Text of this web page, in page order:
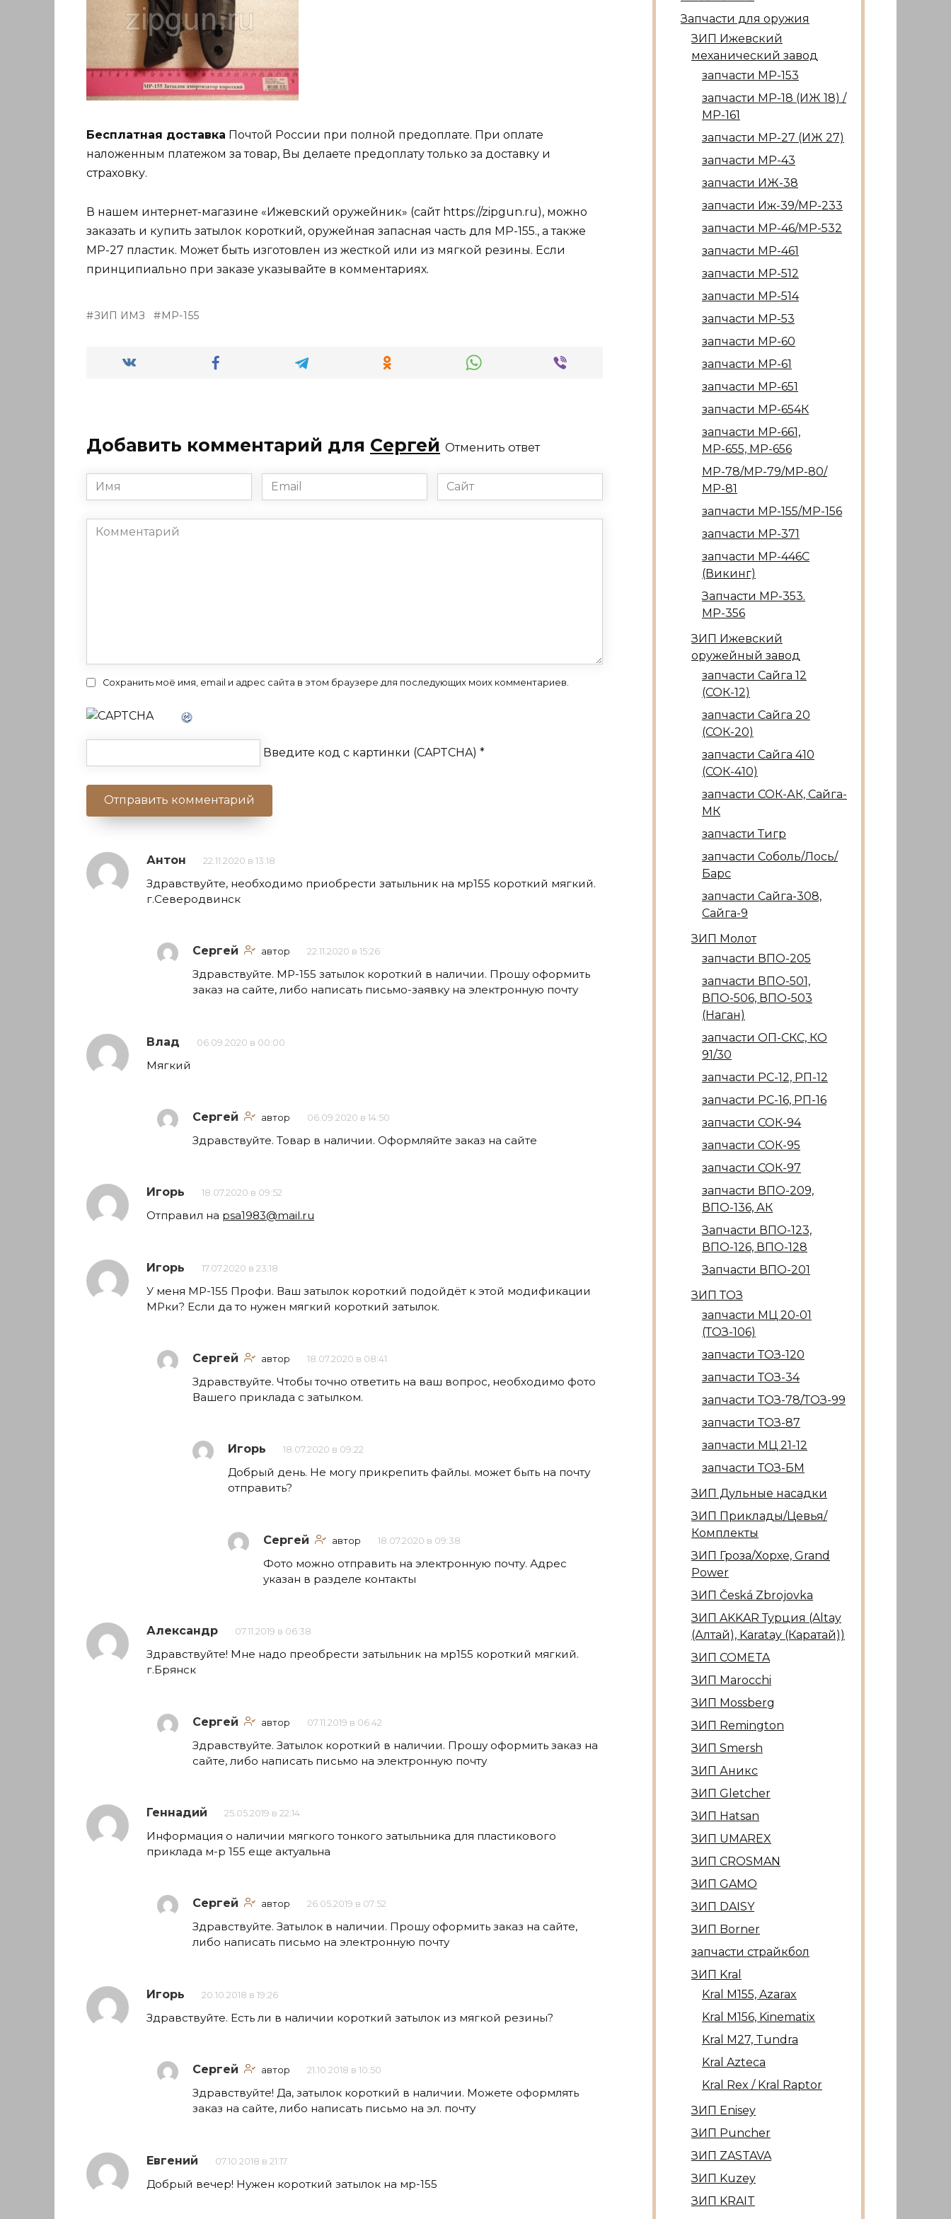
Бесплатная доставка Почтой России при полной предоплате. При оплате
наложенным платежом за товар, Вы делаете предоплату только за доставку и
страховку.
В нашем интернет-магазине «Ижевский оружейник» (сайт https://zipgun.ru), можно
заказать и купить затылок короткий, оружейная запасная часть для МР-155., а также
МР-27 пластик. Может быть изготовлен из жесткой или из мягкой резины. Если
принципиально при заказе указывайте в комментариях.
ЗИП ИМЗ МР-155
Добавить комментарий для Сергей Отменить ответ
Имя
*
Email
*
Сайт
Комментарий
Сохранить моё имя, email и адрес сайта в этом браузере для последующих моих комментариев.
Введите код с картинки (CAPTCHA) *
Антон 22.11.2020 в 13:18
Здравствуйте, необходимо приобрести затыльник на мр155 короткий мягкий.
г.Северодвинск
Сергей автор 22.11.2020 в 15:26
Здравствуйте. МР-155 затылок короткий в наличии. Прошу оформить
заказ на сайте, либо написать письмо-заявку на электронную почту
Влад 06.09.2020 в 00:00
Мягкий
Сергей автор 06.09.2020 в 14:50
Здравствуйте. Товар в наличии. Оформляйте заказ на сайте
Игорь 18.07.2020 в 09:52
Отправил на psa1983@mail.ru
Игорь 17.07.2020 в 23:18
У меня МР-155 Профи. Ваш затылок короткий подойдёт к этой модификации
МРки? Если да то нужен мягкий короткий затылок.
Сергей автор 18.07.2020 в 08:41
Здравствуйте. Чтобы точно ответить на ваш вопрос, необходимо фото
Вашего приклада с затылком.
Игорь 18.07.2020 в 09:22
Добрый день. Не могу прикрепить файлы. может быть на почту
отправить?
Сергей автор 18.07.2020 в 09:38
Фото можно отправить на электронную почту. Адрес
указан в разделе контакты
Александр 07.11.2019 в 06:38
Здравствуйте! Мне надо преобрести затыльник на мр155 короткий мягкий.
г.Брянск
Сергей автор 07.11.2019 в 06:42
Здравствуйте. Затылок короткий в наличии. Прошу оформить заказ на
сайте, либо написать письмо на электронную почту
Геннадий 25.05.2019 в 22:14
Информация о наличии мягкого тонкого затыльника для пластикового
приклада м-р 155 еще актуальна
Сергей автор 26.05.2019 в 07:52
Здравствуйте. Затылок в наличии. Прошу оформить заказ на сайте,
либо написать письмо на электронную почту
Игорь 20.10.2018 в 19:26
Здравствуйте. Есть ли в наличии короткий затылок из мягкой резины?
Сергей автор 21.10.2018 в 10:50
Здравствуйте! Да, затылок короткий в наличии. Можете оформлять
заказ на сайте, либо написать письмо на эл. почту
Евгений 07.10.2018 в 21:17
Добрый вечер! Нужен короткий затылок на мр-155
Запчасти для оружия
ЗИП Ижевский
механический завод
запчасти МР-153
запчасти МР-18 (ИЖ 18) /
МР-161
запчасти МР-27 (ИЖ 27)
запчасти МР-43
запчасти ИЖ-38
запчасти Иж-39/МР-233
запчасти МР-46/МР-532
запчасти МР-461
запчасти МР-512
запчасти МР-514
запчасти МР-53
запчасти МР-60
запчасти МР-61
запчасти МР-651
запчасти МР-654К
запчасти МР-661,
МР-655, МР-656
МР-78/МР-79/МР-80/
МР-81
запчасти МР-155/МР-156
запчасти МР-371
запчасти МР-446С
(Викинг)
Запчасти МР-353.
МР-356
ЗИП Ижевский
оружейный завод
запчасти Сайга 12
(СОК-12)
запчасти Сайга 20
(СОК-20)
запчасти Сайга 410
(СОК-410)
запчасти СОК-АК, Сайга-
МК
запчасти Тигр
запчасти Соболь/Лось/
Барс
запчасти Сайга-308,
Сайга-9
ЗИП Молот
запчасти ВПО-205
запчасти ВПО-501,
ВПО-506, ВПО-503
(Наган)
запчасти ОП-СКС, КО
91/30
запчасти РС-12, РП-12
запчасти РС-16, РП-16
запчасти СОК-94
запчасти СОК-95
запчасти СОК-97
запчасти ВПО-209,
ВПО-136, АК
Запчасти ВПО-123,
ВПО-126, ВПО-128
Запчасти ВПО-201
ЗИП ТОЗ
запчасти МЦ 20-01
(ТОЗ-106)
запчасти ТОЗ-120
запчасти ТОЗ-34
запчасти ТОЗ-78/ТОЗ-99
запчасти ТОЗ-87
запчасти МЦ 21-12
запчасти ТОЗ-БМ
ЗИП Дульные насадки
ЗИП Приклады/Цевья/
Комплекты
ЗИП Гроза/Хорхе, Grand
Power
ЗИП Česká Zbrojovka
ЗИП AKKAR Турция (Altay
(Алтай), Karatay (Каратай))
ЗИП COMETA
ЗИП Marocсhi
ЗИП Mossberg
ЗИП Remington
ЗИП Smersh
ЗИП Аникс
ЗИП Gletcher
ЗИП Hatsan
ЗИП UMAREX
ЗИП CROSMAN
ЗИП GAMO
ЗИП DAISY
ЗИП Borner
запчасти страйкбол
ЗИП Kral
Kral М155, Azarax
Kral М156, Kinematix
Kral М27, Tundra
Kral Azteca
Kral Rex / Kral Raptor
ЗИП Enisey
ЗИП Puncher
ЗИП ZASTAVA
ЗИП Kuzey
ЗИП KRAIT